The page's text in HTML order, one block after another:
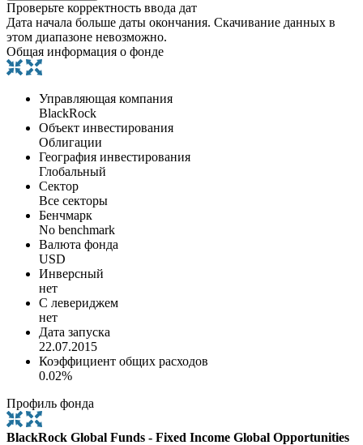
Проверьте корректность ввода дат
Дата начала больше даты окончания. Скачивание данных в
этом диапазоне невозможно.
Общая информация о фонде
Управляющая компания
BlackRock
Объект инвестирования
Облигации
География инвестирования
Глобальный
Сектор
Все секторы
Бенчмарк
No benchmark
Валюта фонда
USD
Инверсный
нет
С левериджем
нет
Дата запуска
22.07.2015
Коэффициент общих расходов
0.02%
Профиль фонда
BlackRock Global Funds - Fixed Income Global Opportunities